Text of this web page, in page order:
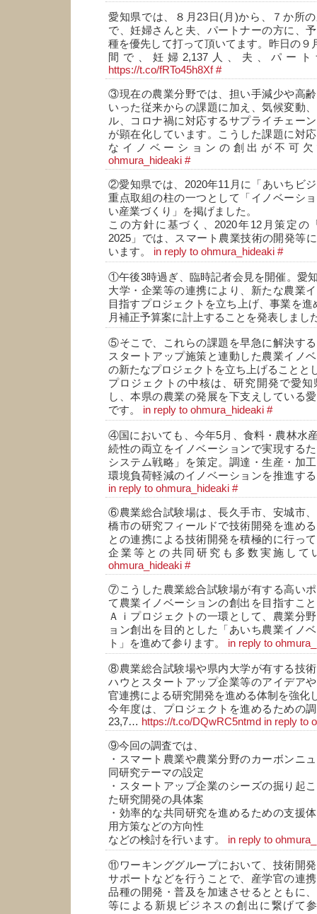
愛知県では、８月23日(月)から、７か所
で、妊婦さんと夫、パートナーの方に、
種を優先して打って頂いてます。昨日の９
間で、妊婦2,137人、夫、パー
https://t.co/fRTo45h8Xf #
③現在の農業分野では、担い手減少や高
いった従来からの課題に加え、気候変動
ル、コロナ禍に対応するサプライチェー
が顕在化しています。こうした課題に対
なイノベーションの創出が不可
ohmura_hideaki #
②愛知県では、2020年11月に「あいちビ
重点取組の柱の一つとして「イノベーシ
い産業づくり」を掲げました。
この方針に基づく、2020年12月策定の
2025」では、スマート農業技術の開発等
います。 in reply to ohmura_hideaki #
①午後3時過ぎ、臨時記者会見を開催。愛
大学・企業等の連携により、新たな農業
目指すプロジェクトを立ち上げ、事業を
月補正予算案に計上することを発表しまし
⑤そこで、これらの課題を早急に解決す
スタートアップ施策と連動した農業イノ
の新たなプロジェクトを立ち上げることと
プロジェクトの中核は、研究開発で愛
し、本県の農業の発展を下支えしている
です。 in reply to ohmura_hideaki #
④国においても、今年5月、食料・農林水
続性の両立をイノベーションで実現する
システム戦略」を策定。調達・生産・加
環境負荷軽減のイノベーションを推進す
in reply to ohmura_hideaki #
⑥農業総合試験場は、長久手市、安城市
橋市の研究フィールドで技術開発を進め
との連携による技術開発を積極的に行っ
企業等との共同研究も多数実施し
ohmura_hideaki #
⑦こうした農業総合試験場が有する高い
て農業イノベーションの創出を目指すこ
Ａｉプロジェクトの一環として、農業分
ョン創出を目的とした「あいち農業イノ
ト」を進めて参ります。 in reply to
⑧農業総合試験場や県内大学が有する技
ハウとスタートアップ企業等のアイデア
官連携による研究開発を進める体制を強化
今年度は、プロジェクトを進めるための
23,7… https://t.co/DQwRC5ntmd in reply to
⑨今回の調査では、
・スマート農業や農業分野のカーボンニ
同研究テーマの設定
・スタートアップ企業のシーズの掘り起
た研究開発の具体案
・効率的な共同研究を進めるための支援
用方策などの方向性
などの検討を行います。 in reply to
⑪ワーキンググループにおいて、技術開
サポートなどを行うことで、産学官の連
品種の開発・普及を加速させるとともに
等による新規ビジネスの創出に繋げて